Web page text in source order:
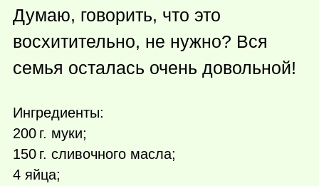
Думаю, говорить, что это
восхитительно, не нужно? Вся
семья осталась очень довольной!
Ингредиенты:
200 г. муки;
150 г. сливочного масла;
4 яйца;